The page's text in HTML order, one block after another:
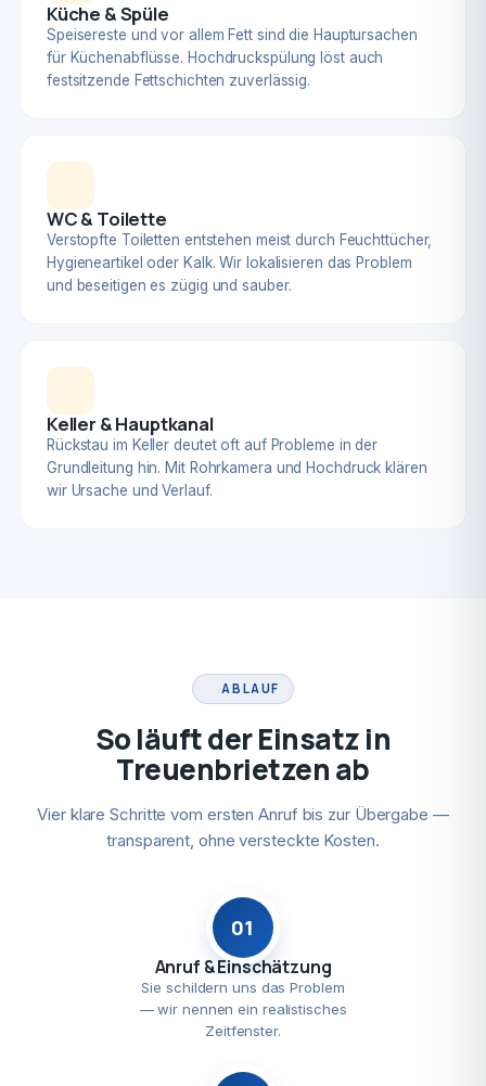
Küche & Spüle
Speisereste und vor allem Fett sind die Hauptursachen
für Küchenabflüsse. Hochdruckspülung löst auch
festsitzende Fettschichten zuverlässig.
WC & Toilette
Verstopfte Toiletten entstehen meist durch Feuchttücher,
Hygieneartikel oder Kalk. Wir lokalisieren das Problem
und beseitigen es zügig und sauber.
Keller & Hauptkanal
Rückstau im Keller deutet oft auf Probleme in der
Grundleitung hin. Mit Rohrkamera und Hochdruck klären
wir Ursache und Verlauf.
ABLAUF
So läuft der Einsatz in
Treuenbrietzen ab
Vier klare Schritte vom ersten Anruf bis zur Übergabe —
transparent, ohne versteckte Kosten.
01
Anruf & Einschätzung
Sie schildern uns das Problem
— wir nennen ein realistisches
Zeitfenster.